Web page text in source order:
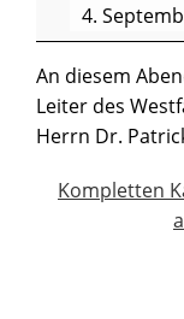
4.
An diesem
Leiter des
Herrn Dr.
Kompletten